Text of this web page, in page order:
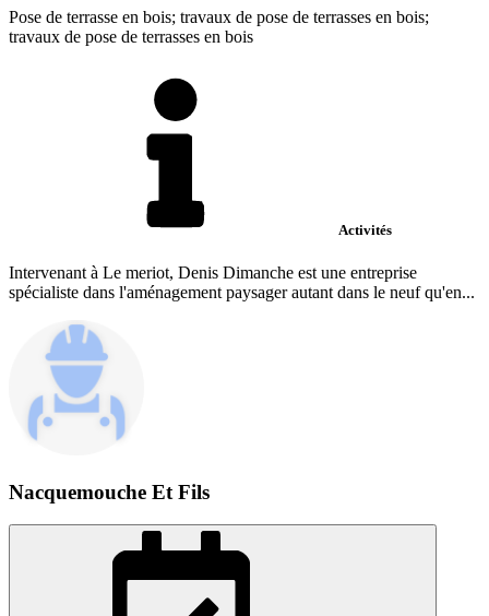
Pose de terrasse en bois; travaux de pose de terrasses en bois;
travaux de pose de terrasses en bois
Activités
Intervenant à Le meriot, Denis Dimanche est une entreprise
spécialiste dans l'aménagement paysager autant dans le neuf qu'en...
Nacquemouche Et Fils